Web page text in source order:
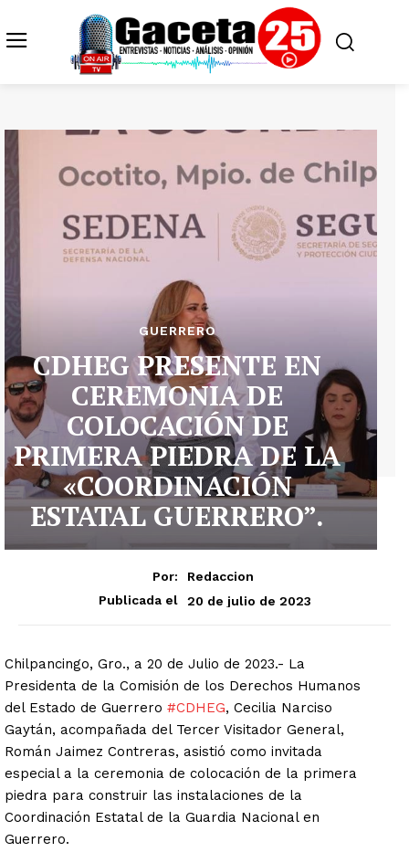
GUERRERO
CDHEG PRESENTE EN
CEREMONIA DE
COLOCACIÓN DE
PRIMERA PIEDRA DE LA
«COORDINACIÓN
ESTATAL GUERRERO”.
Por:
Redaccion
Publicada el
20 de julio de 2023
Chilpancingo, Gro., a 20 de Julio de 2023.- La
Presidenta de la Comisión de los Derechos Humanos
del Estado de Guerrero #CDHEG, Cecilia Narciso
Gaytán, acompañada del Tercer Visitador General,
Román Jaimez Contreras, asistió como invitada
especial a la ceremonia de colocación de la primera
piedra para construir las instalaciones de la
Coordinación Estatal de la Guardia Nacional en
Guerrero.